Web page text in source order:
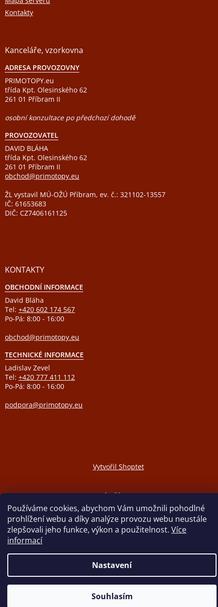
Používáme cookies, abychom Vám umožnili pohodlné
prohlížení webu a díky analýze provozu webu neustále
zlepšovali jeho funkce, výkon a použitelnost. Více
informací
Nastavení
Souhlasím
Kontakty
Kanceláře, vzorkovna
ADRESA PROVOZOVNY
PRIMOTOPY.eu
třída Kpt. Olesinského 62
261 01 Příbram II
osobní konzultace po předchozí dohodě
PROVOZOVATEL
DAVID BLÁHA
třída Kpt. Olesinského 62
261 01 Příbram II
obchod@primotopy.eu
ŽL vystavil MÚ-OŽÚ Příbram, ev. č.: 321102-13557
IČ: 61653683
DIČ: CZ7406161125
KONTAKTY
OBCHODNÍ INFORMACE
David Bláha
Tel: +420 602 174 567
Po-Pá: 8:00 - 16:00
obchod@primotopy.eu
TECHNICKÉ INFORMACE
Ladislav Zevel
Tel: +420 777 411 112
Po-Pá: 8:00 - 16:00
podpora@primotopy.eu
Vytvořil Shoptet
vyhrazena.